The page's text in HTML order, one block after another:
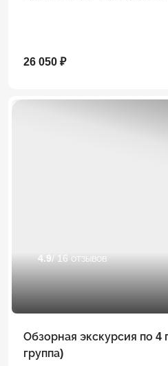
26 050 ₽
4.9 / 16 отзывов
Обзорная экскурсия по
группа)